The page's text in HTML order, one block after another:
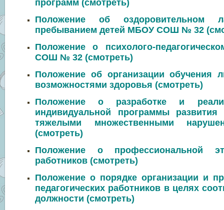
программ (смотреть)
Положение об оздоровительном
пребыванием детей МБОУ СОШ № 32 (
Положение о психолого-
СОШ № 32 (смотреть)
Положение об организации обучения
возможностями здоровья (смотреть)
Положение о разработке и
индивидуальной программы
тяжелыми множественными
(смотреть)
Положение о профессиональной
работников (смотреть)
Положение о порядке организации и
педагогических работников в целях
должности (смотреть)